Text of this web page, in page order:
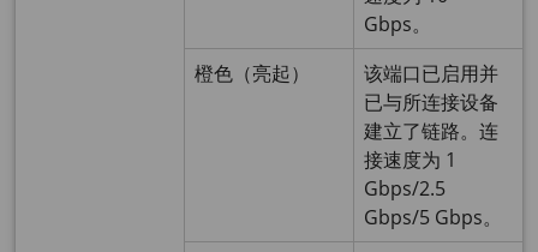
Gbps。
橙色（亮起）
该端口已启用并
已与所连接设备
建立了链路。连
接速度为 1
Gbps/2.5
Gbps/5 Gbps。